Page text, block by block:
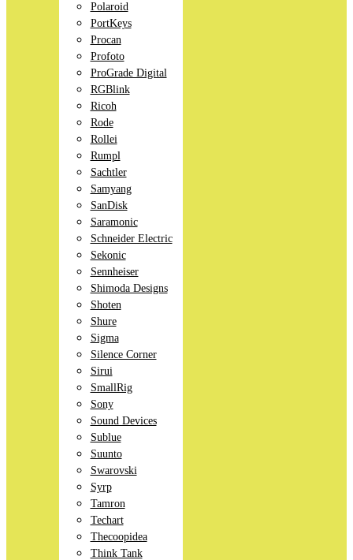
Polaroid
PortKeys
Procan
Profoto
ProGrade Digital
RGBlink
Ricoh
Rode
Rollei
Rumpl
Sachtler
Samyang
SanDisk
Saramonic
Schneider Electric
Sekonic
Sennheiser
Shimoda Designs
Shoten
Shure
Sigma
Silence Corner
Sirui
SmallRig
Sony
Sound Devices
Sublue
Suunto
Swarovski
Syrp
Tamron
Techart
Thecoopidea
Think Tank